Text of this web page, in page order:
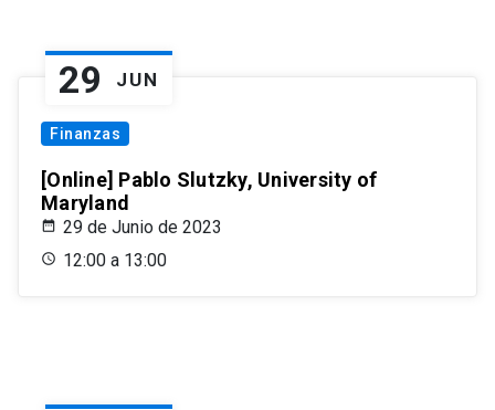
29 JUN
Finanzas
[Online] Pablo Slutzky, University of
Maryland
29 de Junio de 2023
12:00 a 13:00